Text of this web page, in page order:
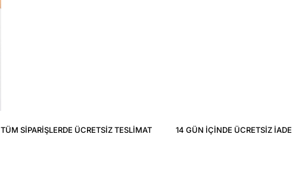
TÜM SIPARIŞLERDE ÜCRETSIZ TESLIMAT 14 GÜN IÇINDE ÜCRETSIZ IADE